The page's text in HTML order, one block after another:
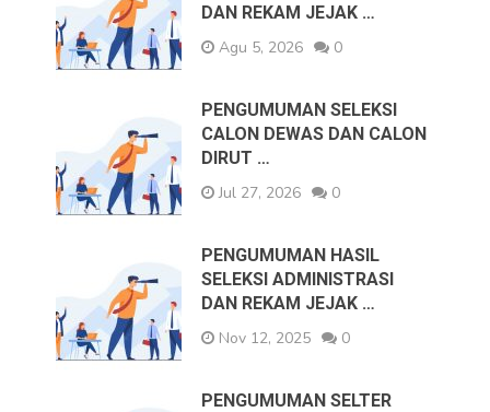
DAN REKAM JEJAK …
Agu 5, 2026
0
PENGUMUMAN SELEKSI
CALON DEWAS DAN CALON
DIRUT …
Jul 27, 2026
0
PENGUMUMAN HASIL
SELEKSI ADMINISTRASI
DAN REKAM JEJAK …
Nov 12, 2025
0
PENGUMUMAN SELTER